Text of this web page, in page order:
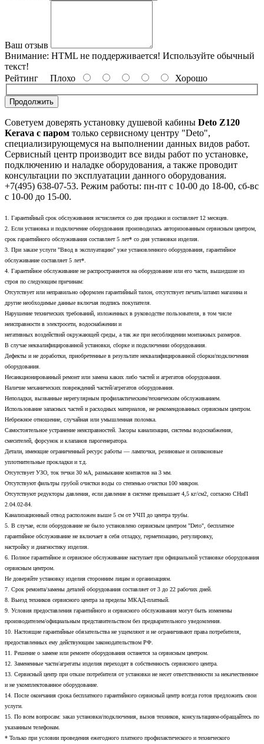
Ваш отзыв
Внимание: HTML не поддерживается! Используйте обычный
текст!
Рейтинг Плохо Хорошо
Продолжить
Советуем доверять установку душевой кабины Deto Z120
Kerava с паром только сервисному центру "Deto",
специализирующемуся на выполнении данных видов работ.
Сервисный центр производит все виды работ по установке,
подключению и наладке оборудования, а также проводит
консультации по эксплуатации данного оборудования.
+7(495) 638-07-53. Режим работы: пн-пт с 10-00 до 18-00, сб-вс
с 10-00 до 15-00.
1. Гарантийный срок обслуживания исчисляется со дня продажи и составляет 12 месяцев.
2. Если установка и подключение оборудования производилась авторизованным сервисным центром,
срок гарантийного обслуживания составляет 5 лет* со дня установки изделия.
3. При заказе услуги "Ввод в эксплуатацию" уже установленного оборудования, гарантийное
обслуживание составляет 5 лет*.
4. Гарантийное обслуживание не распространяется на оборудование или его части, вышедшие из
строя по следующим причинам:
Отсутствует или неправильно оформлен гарантийный талон, отсутствует печать/штамп магазина и
другие необходимые данные включая подпись покупателя.
Нарушение технических требований, изложенных в руководстве пользователя, в том числе
неисправности в электросети, водоснабжении и
негативных воздействий окружающей среды, а так же при несоблюдении монтажных размеров.
В случае неквалифицированной установки, сборке и подключении оборудования.
Дефекты и не доработки, приобретенные в результате неквалифицированной сборки/подключения
оборудования.
Несанкционированный ремонт или замена каких либо частей и агрегатов оборудования.
Наличие механических повреждений частей/агрегатов оборудования.
Неполадки, вызванные нерегулярным профилактическим/техническим обслуживанием.
Использование запасных частей и расходных материалов, не рекомендованных сервисным центром.
Небрежное отношение, случайная или умышленная поломка.
Самостоятельное устранение неисправностей. Засоры канализации, системы водоснабжения,
смесителей, форсунок и клапанов парогенератора.
Детали, имеющие ограниченный ресурс работы — лампочки, резиновые и силиконовые
уплотнительные прокладки и т.д.
Отсутствует УЗО, ток течки 30 мА, размыкание контактов на 3 мм.
Отсутствуют фильтры грубой очистки воды со степенью очистки 100 микрон.
Отсутствуют редукторы давления, если давление в системе превышает 4,5 кг/см2, согласно СНиП
2.04.02-84.
Канализационный отвод расположен выше 5 см от УЧП до центра трубы.
5. В случае, если оборудование не было установлено сервисным центром "Deto", бесплатное
гарантийное обслуживание не включает в себя отладку, герметизацию, регулировку,
настройку и диагностику изделия.
6. Полное гарантийное и сервисное обслуживание наступает при официальной установке оборудования
сервисным центром.
Не доверяйте установку изделия сторонним лицам и организациям.
7. Срок ремонта/замены деталей оборудования составляет от 3 до 22 рабочих дней.
8. Выезд техников сервисного центра за пределы МКАД-платный.
9. Условия предоставления гарантийного и сервисного обслуживания могут быть изменены
производителем/официальным представительством без предварительного уведомления.
10. Настоящие гарантийные обязательства не ущемляют и не ограничивают права потребителя,
предоставленных ему действующим законодательством РФ.
11. Решение о замене или ремонте оборудования останется за сервисным центром.
12. Замененные части/агрегаты изделия переходят в собственность сервисного центра.
13. Сервисный центр при отказе потребителя от установки не несет ответственности за некачественное
и не укомплектованное оборудование.
14. После окончания срока бесплатного гарантийного сервисный центр всегда готов предложить свои
услуги.
15. По всем вопросам: заказ установки/подключения, вызов техников, консультациям-обращайтесь по
указанным телефонам.
* Только при условии проведения ежегодного платного профилактического и технического